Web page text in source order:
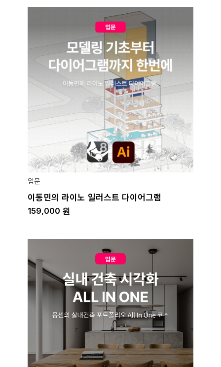
입문
이동민의 라이노 일러스트 다이어그램
159,000 원